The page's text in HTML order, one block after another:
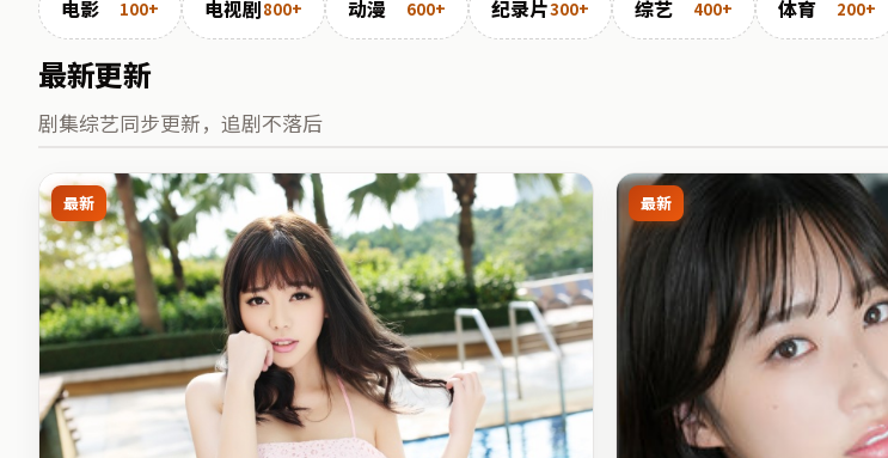
电影 100+ 电视剧800+ 动漫 600+ 纪录片300+ 综艺 400+ 体育 200+
最新更新
剧集综艺同步更新，追剧不落后
最新 最新